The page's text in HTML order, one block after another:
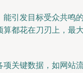
引发目标受众共鸣
都花在刀刃上，最
关键数据，如网站